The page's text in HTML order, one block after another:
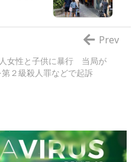
人女性と子供に暴行 当局が
２級殺人罪などで起訴
Prev